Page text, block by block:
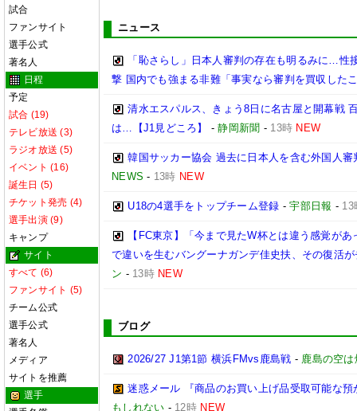
試合
ファンサイト
選手公式
著名人
日程
予定
試合 (19)
テレビ放送 (3)
ラジオ放送 (5)
イベント (16)
誕生日 (5)
チケット発売 (4)
選手出演 (9)
キャンプ
サイト
すべて (6)
ファンサイト (5)
チーム公式
選手公式
著名人
メディア
サイトを推薦
選手
ニュース
「恥さらし」日本人審判の存在も明るみに…性
撃 国内でも強まる非難「事実なら審判を買収した
清水エスパルス、きょう8日に名古屋と開幕戦
は…【J1見どころ】
-静岡新聞 - 13時 NEW
韓国サッカー協会 過去に日本人を含む外国人
NEWS - 13時 NEW
U18の4選手をトップチーム登録 -宇部日報 - 13
【FC東京】「今まで見たW杯とは違う感覚が
で違いを生むバングーナガンデ佳史扶、その復活
ン - 13時 NEW
ブログ
2026/27 J1第1節 横浜FMvs鹿島戦 - 鹿島の空
迷惑メール 『商品のお買い上げ品受取可能な
もしれない - 12時 NEW